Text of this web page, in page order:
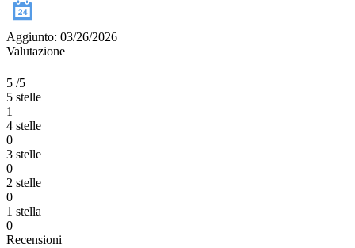
Aggiunto: 03/26/2026
Valutazione
5 /5
5 stelle
1
4 stelle
0
3 stelle
0
2 stelle
0
1 stella
0
Recensioni